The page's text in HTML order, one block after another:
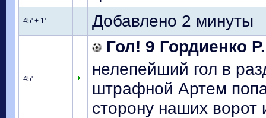
45' + 1' Добавлено 2 минуты
45'
Гол! 9 Гордиенко Р.
нелепейший гол в
штрафной Артем
сторону наших ворот